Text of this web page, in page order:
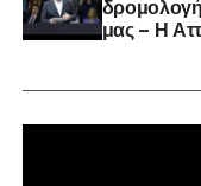
μας – Η